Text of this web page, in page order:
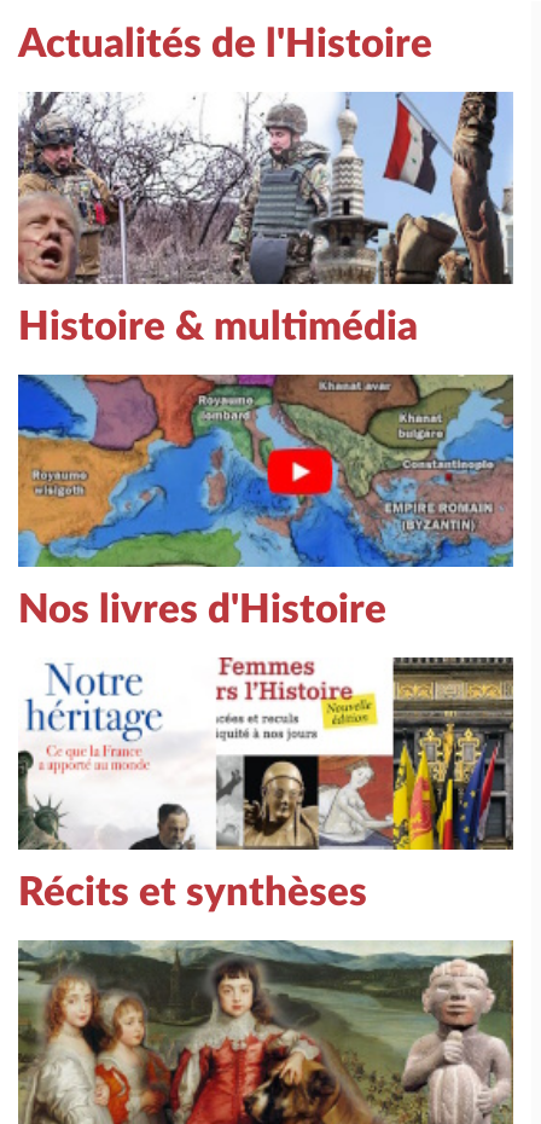
Actualités de l'Histoire
Histoire & multimédia
Nos livres d'Histoire
Récits et synthèses